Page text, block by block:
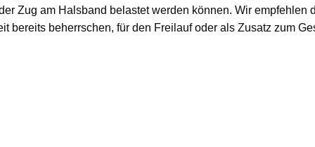
Zug am Halsband belastet werden können. Wir
bereits beherrschen, für den Freilauf oder als Zusatz zum